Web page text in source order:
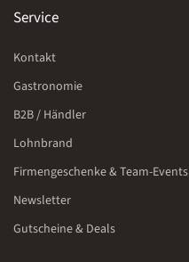
Service
Kontakt
Gastronomie
B2B / Händler
Lohnbrand
Firmengeschenke & Team-Events
Newsletter
Gutscheine & Deals